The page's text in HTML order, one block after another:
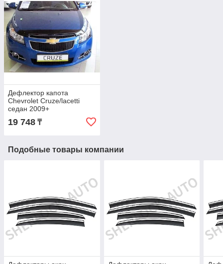
Дефлектор капота
Chevrolet Cruze/lacetti
седан 2009+
19 748 ₸
Подобные товары компании